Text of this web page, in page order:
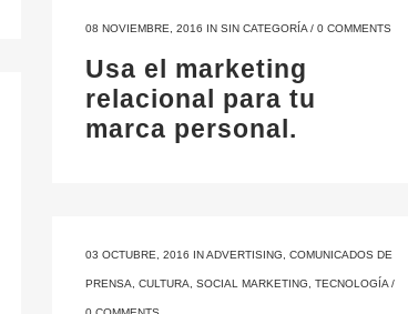
08 NOVIEMBRE, 2016 IN SIN CATEGORÍA / 0 COMMENTS
Usa el marketing
relacional para tu
marca personal.
03 OCTUBRE, 2016 INADVERTISING COMUNICADOS DE
PRENSA CULTURA SOCIAL MARKETING TECNOLOGÍA /